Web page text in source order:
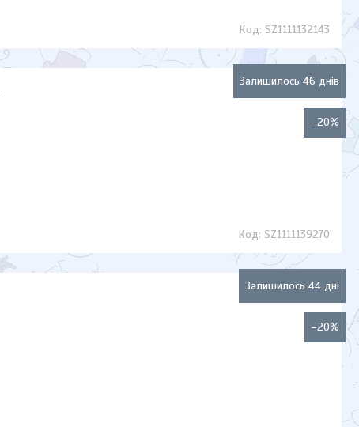
SZ1111132143
–20%
Залишилось 46 днів
SZ1111139270
–20%
Залишилось 44 дні